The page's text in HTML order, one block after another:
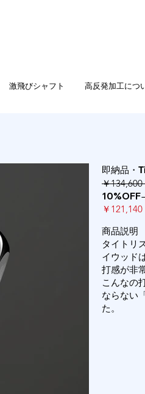
激飛びシャフト 高反発加工につ
即納品・
￥
￥121,140
商品説明
タイトリ
イウッド
打感が非
こんなの
ならない
た。